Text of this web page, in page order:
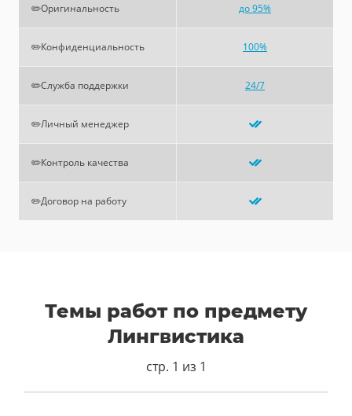
✏️Оригинальность до 95%
✏️Конфиденциальность 100%
✏️Служба поддержки 24/7
✏️Личный менеджер
✏️Контроль качества
✏️Договор на работу
Темы работ по предмету
Лингвистика
стр. 1 из 1